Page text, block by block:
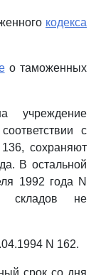
кодекса
о таможенных
учреждение
с
сохраняют
В остальной
1992 года N
складов не
N 162.
срок со дня